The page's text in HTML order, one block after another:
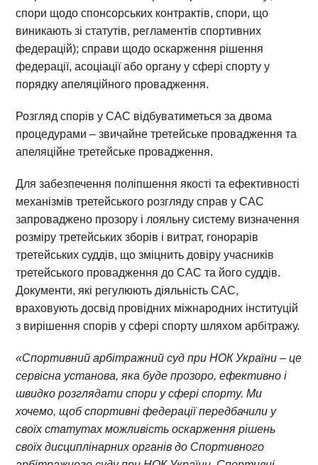
спори щодо спонсорських контрактів, спори, що
виникають зі статутів, регламентів спортивних
федерацій); справи щодо оскарження рішення
федерації, асоціації або органу у сфері спорту у
порядку апеляційного провадження.
Розгляд спорів у САС відбуватиметься за двома
процедурами – звичайне третейське провадження та
апеляційне третейське провадження.
Для забезпечення поліпшення якості та ефективності
механізмів третейського розгляду справ у САС
запроваджено прозору і лояльну систему визначення
розміру третейських зборів і витрат, гонорарів
третейських суддів, що зміцнить довіру учасників
третейського провадження до САС та його суддів.
Документи, які регулюють діяльність САС,
враховують досвід провідних міжнародних інституцій
з вирішення спорів у сфері спорту шляхом арбітражу.
«Спортивний арбітражний суд при НОК України – це
сервісна установа, яка буде прозоро, ефективно і
швидко розглядати спори у сфері спорту. Ми
хочемо, щоб спортивні федерації передбачили у
своїх статутах можливість оскарження рішень
своїх дисциплінарних органів до Спортивного